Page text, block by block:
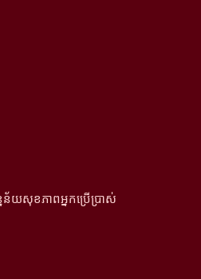
យសុខភាពអ្នកប្រើប្រាស់